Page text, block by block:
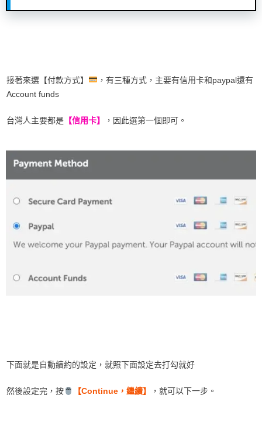
接著來選【付款方式】
，有三種方式，主要有信用卡和paypal還有
Account funds
台灣人主要都是 【信用卡】 ，因此選第一個即可。
下面就是自動續約的設定，就照下面設定去打勾就好
然後設定完，按 【Continue，繼續】 ，就可以下一步。